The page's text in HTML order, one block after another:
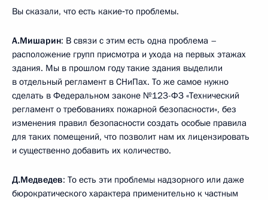
Вы сказали, что есть какие‑то проблемы.
А.Мишарин: В связи с этим есть одна проблема –
расположение групп присмотра и ухода на первых этажах
здания. Мы в прошлом году такие здания выделили
в отдельный регламент в СНиПах. То же самое нужно
сделать в Федеральном законе №123-ФЗ «Технический
регламент о требованиях пожарной безопасности», без
изменения правил безопасности создать особые правила
для таких помещений, что позволит нам их лицензировать
и существенно добавить их количество.
Д.Медведев: То есть эти проблемы надзорного или даже
бюрократического характера применительно к частным